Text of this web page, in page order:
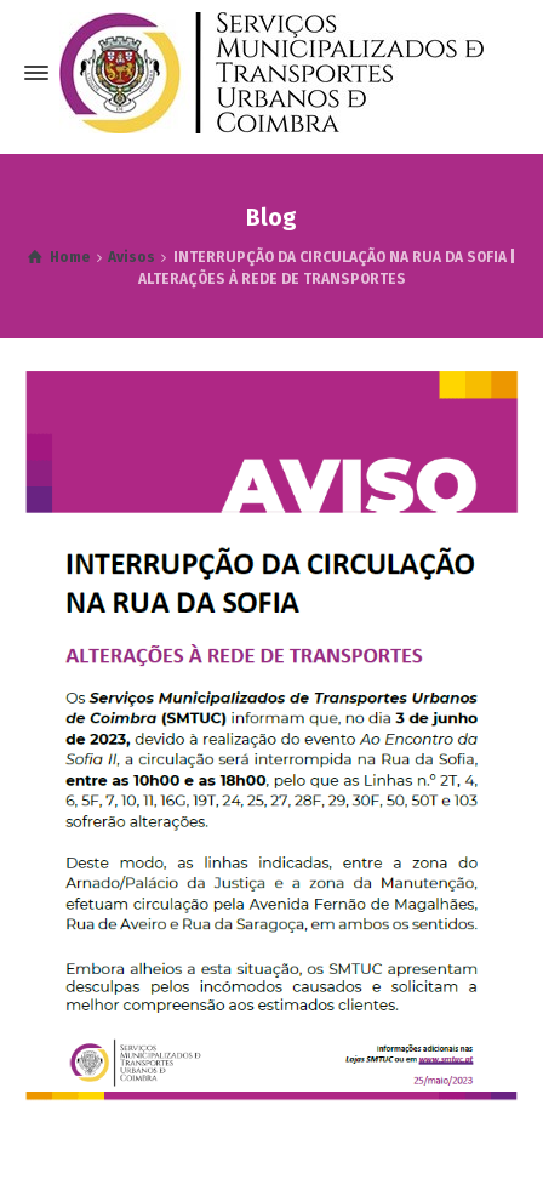
Blog
Home Avisos
INTERRUPÇÃO DA CIRCULAÇÃO NA RUA DA SOFIA |
ALTERAÇÕES À REDE DE TRANSPORTES